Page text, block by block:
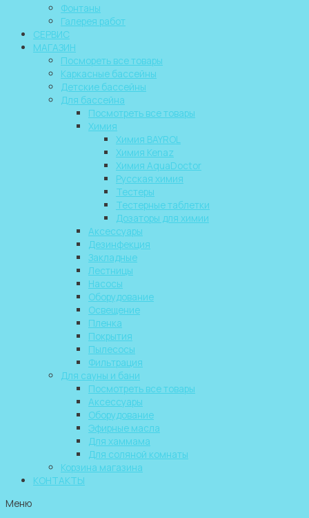
Фонтаны
Галерея работ
СЕРВИС
МАГАЗИН
Посмореть все товары
Каркасные бассейны
Детские бассейны
Для бассейна
Посмотреть все товары
Химия
Химия BAYROL
Химия Kenaz
Химия AquaDoctor
Русская химия
Тестеры
Тестерные таблетки
Дозаторы для химии
Аксессуары
Дезинфекция
Закладные
Лестницы
Насосы
Оборудование
Освещение
Пленка
Покрытия
Пылесосы
Фильтрация
Для сауны и бани
Посмотреть все товары
Аксессуары
Оборудование
Эфирные масла
Для хаммама
Для соляной комнаты
Корзина магазина
КОНТАКТЫ
Меню